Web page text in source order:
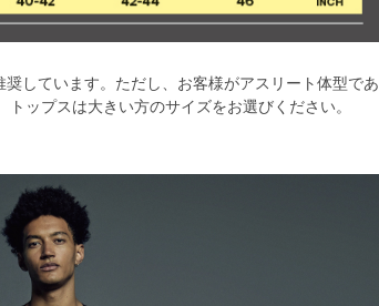
しています。ただし、お客様がアスリート体型であ
ップスは大きい方のサイズをお選びください。